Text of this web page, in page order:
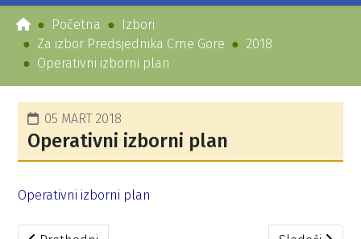
Početna
Izbori
Za izbor Predsjednika Crne Gore
2018
Operativni izborni plan
05 MART 2018
Operativni izborni plan
Operativni izborni plan